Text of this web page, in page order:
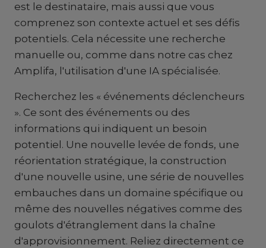
est le destinataire, mais aussi que vous
comprenez son contexte actuel et ses défis
potentiels. Cela nécessite une recherche
manuelle ou, comme dans notre cas chez
Amplifa, l'utilisation d'une IA spécialisée.
Recherchez les « événements déclencheurs
». Ce sont des événements ou des
informations qui indiquent un besoin
potentiel. Une nouvelle levée de fonds, une
réorientation stratégique, la construction
d'une nouvelle usine, une série de nouvelles
embauches dans un domaine spécifique ou
même des nouvelles négatives comme des
goulots d'étranglement dans la chaîne
d'approvisionnement. Reliez directement ce